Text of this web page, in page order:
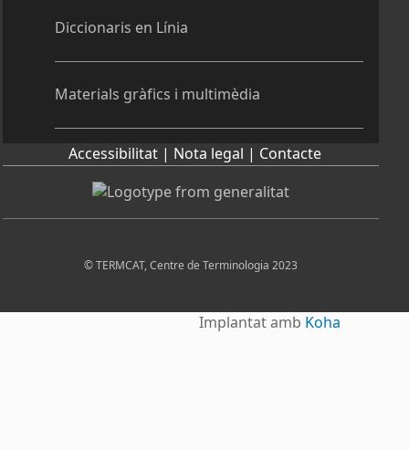
Diccionaris en Línia
Materials gràfics i multimèdia
Accessibilitat | Nota legal | Contacte
© TERMCAT, Centre de Terminologia 2023
Implantat amb Koha